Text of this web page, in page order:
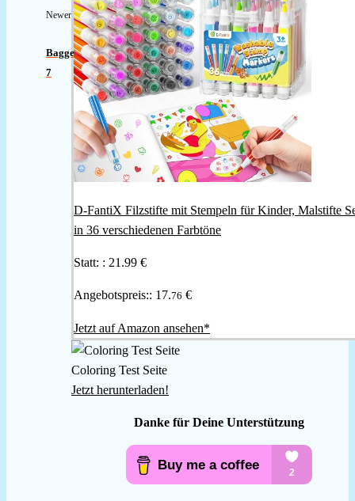
Newer
Bagger
7
D-FantiX Filzstifte mit Stempeln für Kinder, Malstifte
in 36 verschiedenen Farbtöne
Statt: : 21.99 €
Angebotspreis:: 17.76 €
Jetzt auf Amazon ansehen*
Coloring Test Seite
Jetzt herunterladen!
Danke für Deine Unterstützung